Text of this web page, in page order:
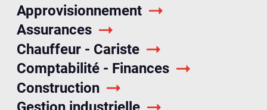
Approvisionnement
Assurances
Chauffeur - Cariste
Comptabilité - Finances
Construction